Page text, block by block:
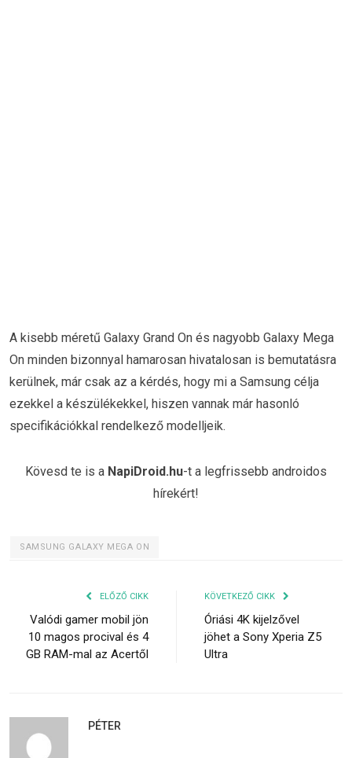
A kisebb méretű Galaxy Grand On és nagyobb Galaxy Mega
On minden bizonnyal hamarosan hivatalosan is bemutatásra
kerülnek, már csak az a kérdés, hogy mi a Samsung célja
ezekkel a készülékekkel, hiszen vannak már hasonló
specifikációkkal rendelkező modelljeik.
Kövesd te is a NapiDroid.hu-t a legfrissebb androidos
hírekért!
SAMSUNG GALAXY MEGA ON
ELŐZŐ CIKK
Valódi gamer mobil jön
10 magos procival és 4
GB RAM-mal az Acertől
KÖVETKEZŐ CIKK
Óriási 4K kijelzővel
jöhet a Sony Xperia Z5
Ultra
PÉTER